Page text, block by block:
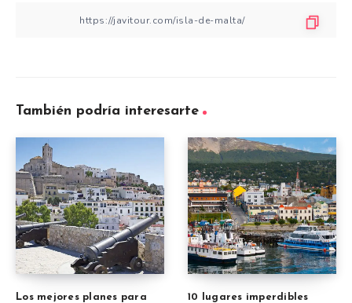
También podría interesarte
Los mejores planes para
10 lugares imperdibles